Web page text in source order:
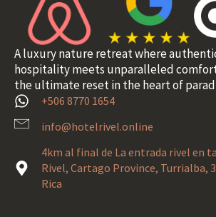
A luxury nature retreat where
hospitality meets unparalleled
the ultimate reset in the heart of
+506 8770 1654
info@hotelrivel.online
4km al final de La entrada rivel en
Rivel, Cartago Province, Turrialba,
Rica